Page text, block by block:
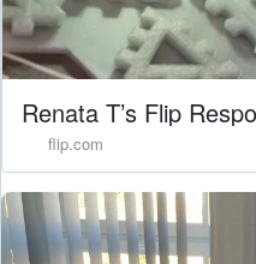
Renata T’s Flip
flip.com